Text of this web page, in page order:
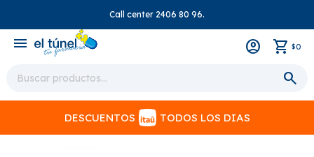
Call center 2406 80 96.
menu $0
DESCUENTOS TODOS LOS DIAS
close